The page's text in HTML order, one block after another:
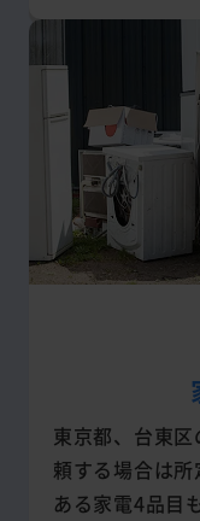
東京都、台東
頼する場合は
ある家電4品目